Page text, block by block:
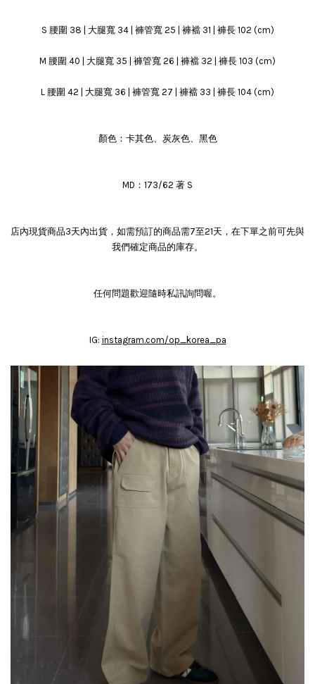
S 腰圍 38 | 大腿寬 34 | 褲管寬 25 | 褲襠 31 | 褲長 102 (cm)
M 腰圍 40 | 大腿寬 35 | 褲管寬 26 | 褲襠 32 | 褲長 103 (cm)
L 腰圍 42 | 大腿寬 36 | 褲管寬 27 | 褲襠 33 | 褲長 104 (cm)
顏色：卡其色、炭灰色、黑色
MD：173/62 著 S
店內現貨商品3天內出貨，如需預訂的商品需7至21天，在下單之前可先與
我們確定商品的庫存。
任何問題歡迎隨時私訊詢問喔。
IG: instagram.com/op_korea_pa